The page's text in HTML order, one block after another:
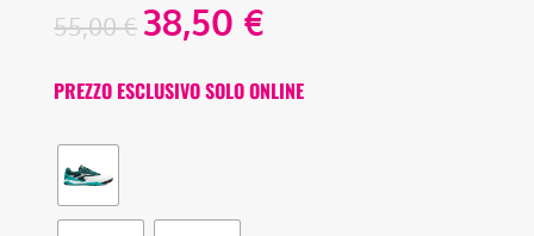
55,00€ 38,50 €
PREZZO ESCLUSIVO SOLO ONLINE